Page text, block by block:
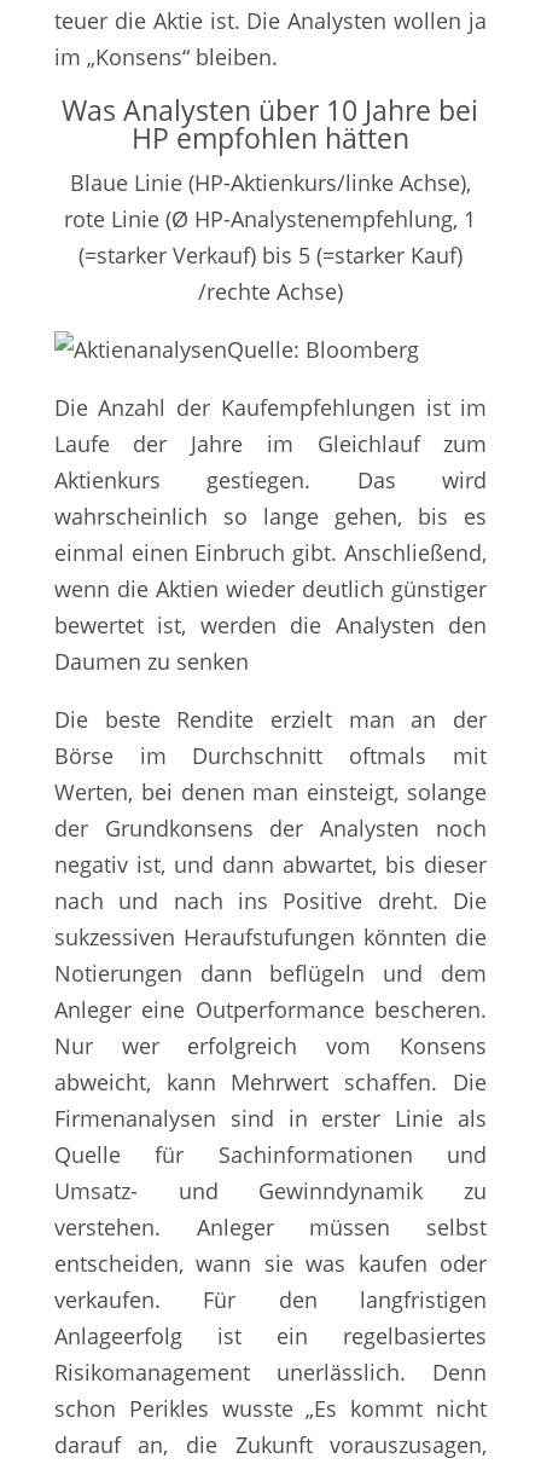
teuer die Aktie ist. Die Analysten wollen ja
im „Konsens“ bleiben.
Was Analysten über 10 Jahre bei
HP empfohlen hätten
Blaue Linie (HP-Aktienkurs/linke Achse),
rote Linie (Ø HP-Analystenempfehlung, 1
(=starker Verkauf) bis 5 (=starker Kauf)
/rechte Achse)
Quelle: Bloomberg
Die Anzahl der Kaufempfehlungen ist im
Laufe der Jahre im Gleichlauf zum
Aktienkurs gestiegen. Das wird
wahrscheinlich so lange gehen, bis es
einmal einen Einbruch gibt. Anschließend,
wenn die Aktien wieder deutlich günstiger
bewertet ist, werden die Analysten den
Daumen zu senken
Die beste Rendite erzielt man an der
Börse im Durchschnitt oftmals mit
Werten, bei denen man einsteigt, solange
der Grundkonsens der Analysten noch
negativ ist, und dann abwartet, bis dieser
nach und nach ins Positive dreht. Die
sukzessiven Heraufstufungen könnten die
Notierungen dann beflügeln und dem
Anleger eine Outperformance bescheren.
Nur wer erfolgreich vom Konsens
abweicht, kann Mehrwert schaffen. Die
Firmenanalysen sind in erster Linie als
Quelle für Sachinformationen und
Umsatz- und Gewinndynamik zu
verstehen. Anleger müssen selbst
entscheiden, wann sie was kaufen oder
verkaufen. Für den langfristigen
Anlageerfolg ist ein regelbasiertes
Risikomanagement unerlässlich. Denn
schon Perikles wusste „Es kommt nicht
darauf an, die Zukunft vorauszusagen,